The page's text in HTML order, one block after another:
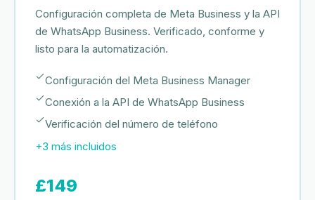
Configuración completa de Meta Business y la API
de WhatsApp Business. Verificado, conforme y
listo para la automatización.
Configuración del Meta Business Manager
Conexión a la API de WhatsApp Business
Verificación del número de teléfono
+3 más incluidos
£149